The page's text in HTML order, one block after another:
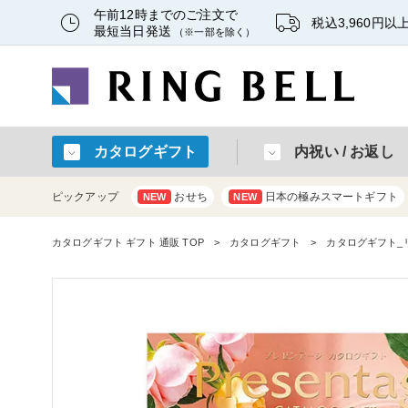
午前12時までのご注文で
最短当日発送
（※一部を除く）
税込3,960円以
カタログギフト 内祝い / お返し
ピックアップ NEW おせち NEW 日本の極みスマートギフト
カタログギフト ギフト 通販 TOP カタログギフト カタログギフト_